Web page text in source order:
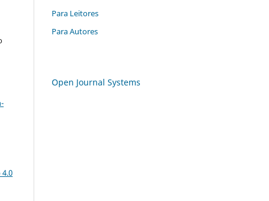
Para Leitores
Para Autores
Open Journal Systems